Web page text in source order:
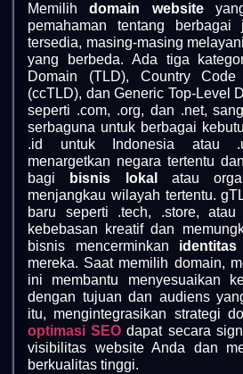
Memilihdomain website
pemahaman tentang
tersedia, masing-masing
yang berbeda. Ada tiga
Domain (TLD), Country Code
(ccTLD), dan Generic Top-Level
seperti .com, .org, dan .net,
serbaguna untuk berbagai
.id untuk Indonesia atau
menargetkan negara tertentu
bagi
bisnis lokal
atau
menjangkau wilayah tertentu.
baru seperti .tech, .store, atau
kebebasan kreatif dan
bisnis mencerminkan
mereka. Saat memilih domain,
ini membantu menyesuaikan
dengan tujuan dan audiens
itu, mengintegrasikan strategi
optimasi SEO dapat secara
visibilitas website Anda dan
berkualitas tinggi.